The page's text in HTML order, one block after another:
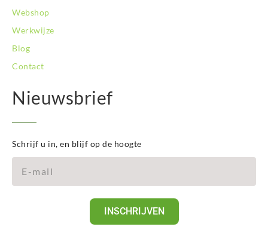
Webshop
Werkwijze
Blog
Contact
Nieuwsbrief
Schrijf u in, en blijf op de hoogte
INSCHRIJVEN